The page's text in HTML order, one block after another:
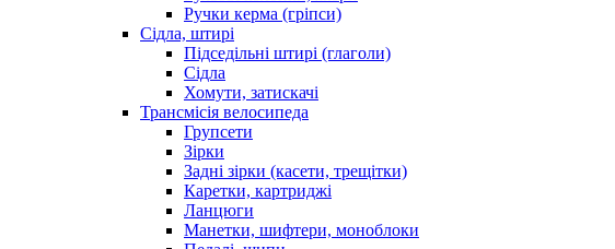
Ручки керма (гріпси)
Сідла, штирі
Підседільні штирі (глаголи)
Сідла
Хомути, затискачі
Трансмісія велосипеда
Групсети
Зірки
Задні зірки (касети, трещітки)
Каретки, картриджі
Ланцюги
Манетки, шифтери, моноблоки